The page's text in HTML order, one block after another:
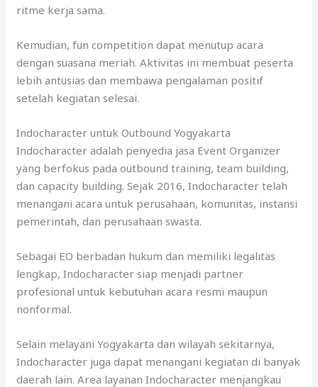
ritme kerja sama.
Kemudian, fun competition dapat menutup acara
dengan suasana meriah. Aktivitas ini membuat peserta
lebih antusias dan membawa pengalaman positif
setelah kegiatan selesai.
Indocharacter untuk Outbound Yogyakarta
Indocharacter adalah penyedia jasa Event Organizer
yang berfokus pada outbound training, team building,
dan capacity building. Sejak 2016, Indocharacter telah
menangani acara untuk perusahaan, komunitas, instansi
pemerintah, dan perusahaan swasta.
Sebagai EO berbadan hukum dan memiliki legalitas
lengkap, Indocharacter siap menjadi partner
profesional untuk kebutuhan acara resmi maupun
nonformal.
Selain melayani Yogyakarta dan wilayah sekitarnya,
Indocharacter juga dapat menangani kegiatan di banyak
daerah lain. Area layanan Indocharacter menjangkau